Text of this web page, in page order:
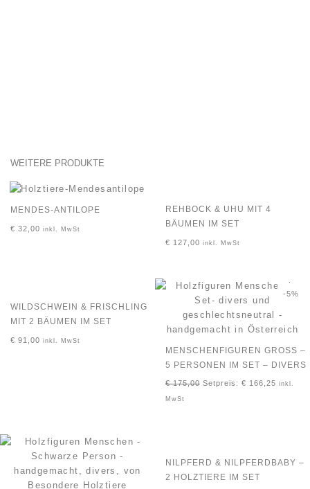
WEITERE PRODUKTE
MENDES-ANTILOPE
€ 32,00 inkl. MwSt
REHBOCK & UHU MIT 4
BÄUMEN IM SET
€ 127,00 inkl. MwSt
WILDSCHWEIN & FRISCHLING
MIT 2 BÄUMEN IM SET
€ 91,00 inkl. MwSt
-5%
MENSCHENFIGUREN GROSS – 5
PERSONEN IM SET – DIVERS
€175,00 Setpreis: € 166,25 inkl.
MwSt
NILPFERD & NILPFERDBABY –
2 HOLZTIERE IM SET